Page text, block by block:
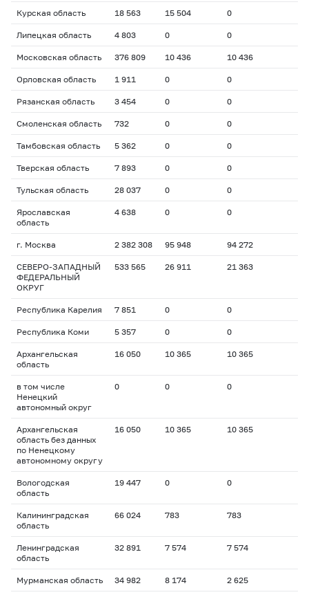
Курская область 18 563 15 504 0
Липецкая область 4 803 0 0
Московская область 376 809 10 436 10 436
Орловская область 1 911 0 0
Рязанская область 3 454 0 0
Смоленская область 732 0 0
Тамбовская область 5 362 0 0
Тверская область 7 893 0 0
Тульская область 28 037 0 0
Ярославская
область
4 638 0 0
г. Москва 2 382 308 95 948 94 272
СЕВЕРО-ЗАПАДНЫЙ
ФЕДЕРАЛЬНЫЙ
ОКРУГ
533 565 26 911 21 363
Республика Карелия 7 851 0 0
Республика Коми 5 357 0 0
Архангельская
область
16 050 10 365 10 365
в том числе
Ненецкий
автономный округ
0 0 0
Архангельская
область без данных
по Ненецкому
автономному округу
16 050 10 365 10 365
Вологодская
область
19 447 0 0
Калининградская
область
66 024 783 783
Ленинградская
область
32 891 7 574 7 574
Мурманская область 34 982 8 174 2 625